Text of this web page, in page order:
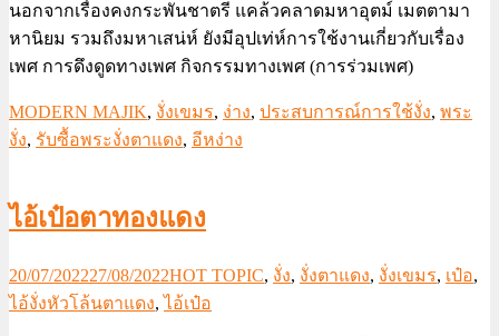
นอกจากเรื่องคงกระพันชาตรี แคล้วคลาดมหาอุตม์ เมตตามา
หานิยม รวมถึงมหาเสน่ห์ ยังมีอุปเท่ห์การใช้งานเกี่ยวกับเรื่อง
เพศ การดึงดูดทางเพศ กิจกรรมทางเพศ (การร่วมเพศ)
MODERN MAJIK, งั่งเขมร, ง่าง, ประสบการณ์การใช้งั่ง, พระ
งั่ง, รับซื้อพระงั่งตาแดง, อีหง่าง
ไอ้เป๋อตาทองแดง
20/07/202227/08/2022HOT TOPIC, งั่ง, งั่งตาแดง, งั่งเขมร, เป๋อ,
ไอ้งั่งหัวโล้นตาแดง,ไอ้เป๋อ